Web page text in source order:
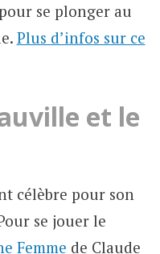
se plonger au
Plus d’infos sur ce
et le
célèbre pour son
se jouer le
Femme de Claude